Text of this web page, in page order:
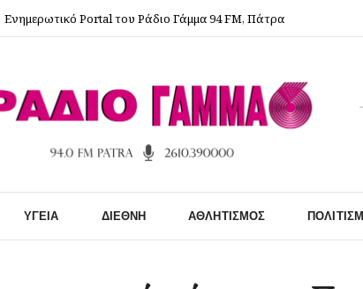
Ενημερωτικό Portal του Ράδιο Γάμμα 94 FM, Πάτρα
ΥΓΕΊΑ ΔΙΕΘΝΉ ΑΘΛΗΤΙΣΜΌΣ